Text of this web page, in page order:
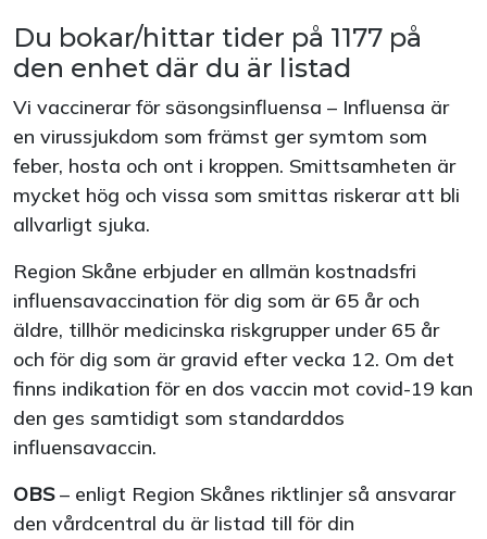
Du bokar/hittar tider på 1177 på
den enhet där du är listad
Vi vaccinerar för säsongsinfluensa – Influensa är
en virussjukdom som främst ger symtom som
feber, hosta och ont i kroppen. Smittsamheten är
mycket hög och vissa som smittas riskerar att bli
allvarligt sjuka.
Region Skåne erbjuder en allmän kostnadsfri
influensavaccination för dig som är 65 år och
äldre, tillhör medicinska riskgrupper under 65 år
och för dig som är gravid efter vecka 12. Om det
finns indikation för en dos vaccin mot covid-19 kan
den ges samtidigt som standarddos
influensavaccin.
OBS– enligt Region Skånes riktlinjer så ansvarar
den vårdcentral du är listad till för din